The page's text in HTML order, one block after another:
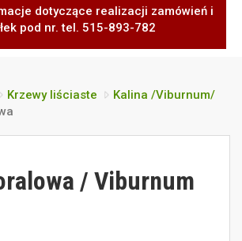
dotyczące realizacji zamówień i
pod nr. tel. 515-893-782
Krzewy liściaste
Kalina /Viburnum/
/ Viburnum